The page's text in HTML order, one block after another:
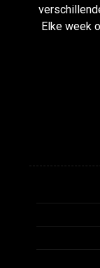
Elke week